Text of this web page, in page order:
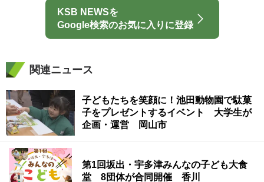
KSB NEWSを
Google検索のお気に入りに登録
関連ニュース
子どもたちを笑顔に！池田動物園で駄菓
子をプレゼントするイベント 大学生が
企画・運営 岡山市
第1回坂出・宇多津みんなの子ども大食
堂 8団体が合同開催 香川